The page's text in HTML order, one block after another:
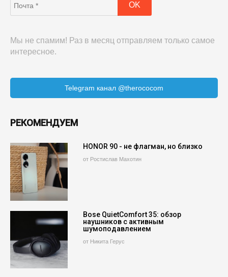
Мы не спамим! Раз в месяц отправляем только самое
интересное.
Telegram канал @therococom
РЕКОМЕНДУЕМ
HONOR 90 - не флагман, но близко
от Ростислав Махотин
Bose QuietComfort 35: обзор
наушников с активным
шумоподавлением
от Никита Герус